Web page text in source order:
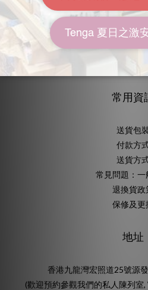
關於我
加入我
批發查
常用資
送貨包
付款方
送貨方
常見問題：一
退換貨政
保修及更
地址
香港九龍灣宏照道25號源
(歡迎預約參觀我們的私人陳列室